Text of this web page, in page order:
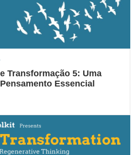
Transformação 5: Uma
Essencial